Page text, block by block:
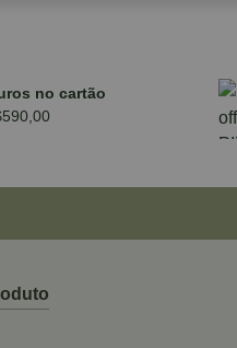
até 10x sem juros no cartão
acima de R$590,00